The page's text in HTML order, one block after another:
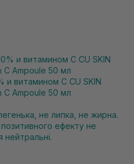
и витамином C CU SKIN
C Ampoule 50 мл
не липка, не жирна.
ефекту не
нейтральні.